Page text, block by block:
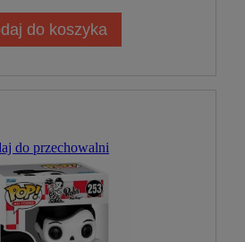
do koszyka
do przechowalni